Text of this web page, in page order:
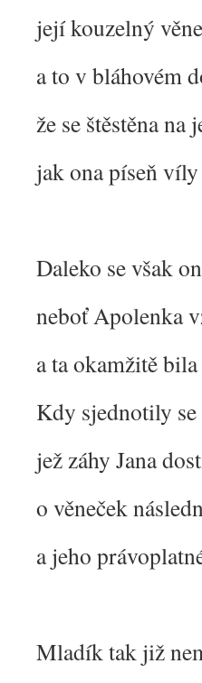
její kouzelný
a to v bláhovém
že se štěstěna
jak ona píseň
Daleko se však
neboť Apolenka
a ta okamžitě
Kdy sjednotily
jež záhy Jana
o věneček
a jeho
Mladík tak již